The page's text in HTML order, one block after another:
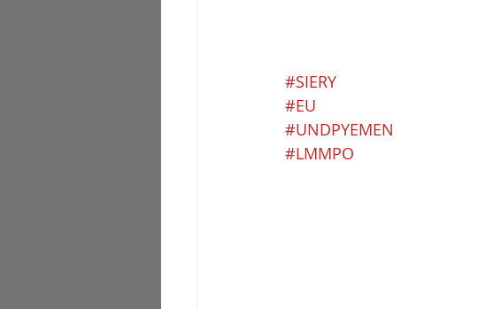
#SIERY
#EU
#UNDPYEMEN
#LMMPO